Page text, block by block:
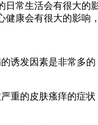
日常生活会有很大
康会有很大的影响
诱发因素是非常多
重的皮肤瘙痒的症